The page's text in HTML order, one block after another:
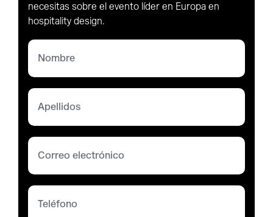
necesitas sobre el evento líder en Europa en
hospitality design.